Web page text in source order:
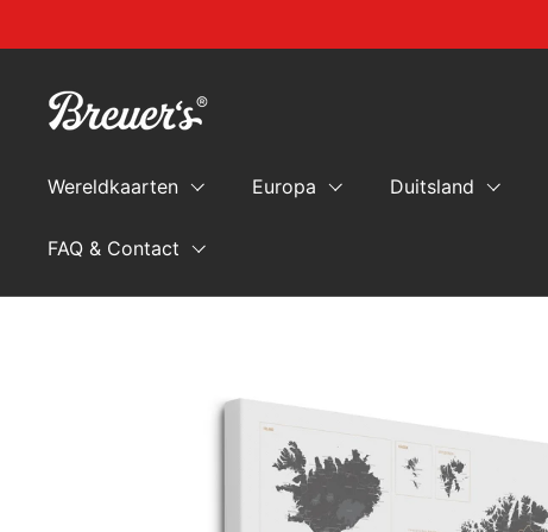
Wereldkaarten Europa Duitsland
FAQ & Contact